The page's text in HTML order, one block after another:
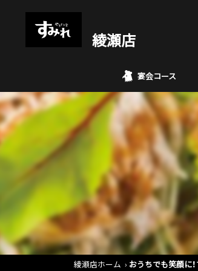
綾瀬店
宴会コース
綾瀬店ホーム おうちでも笑顔に